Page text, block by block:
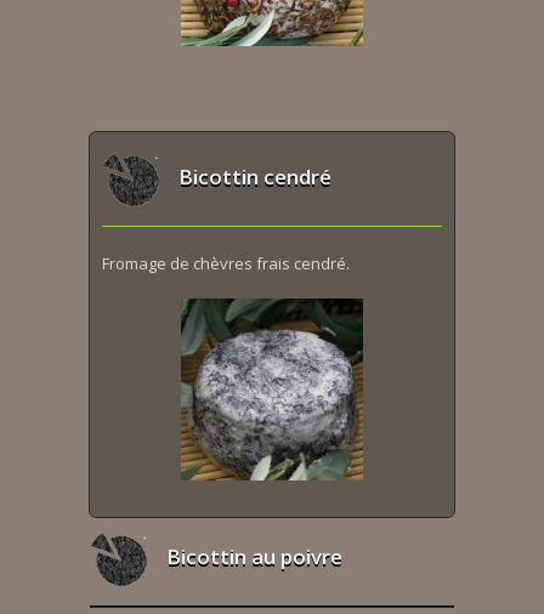
Bicottin cendré
Fromage de chèvres frais cendré.
Bicottin au poivre